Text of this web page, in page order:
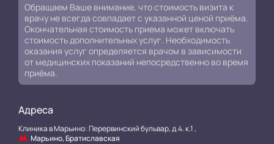
Обращаем Ваше внимание, что стоимость визита к
врачу не всегда совпадает с указанной ценой приёма.
Окончательная стоимость приема может включать
стоимость дополнительных услуг. Необходимость
оказания услуг определяется врачом в зависимости
от медицинских показаний непосредственно во время
приёма.
Адреса
Клиника в Марьино: Перервинский бульвар, д.4. к.1 ,
Марьино, Братиславская